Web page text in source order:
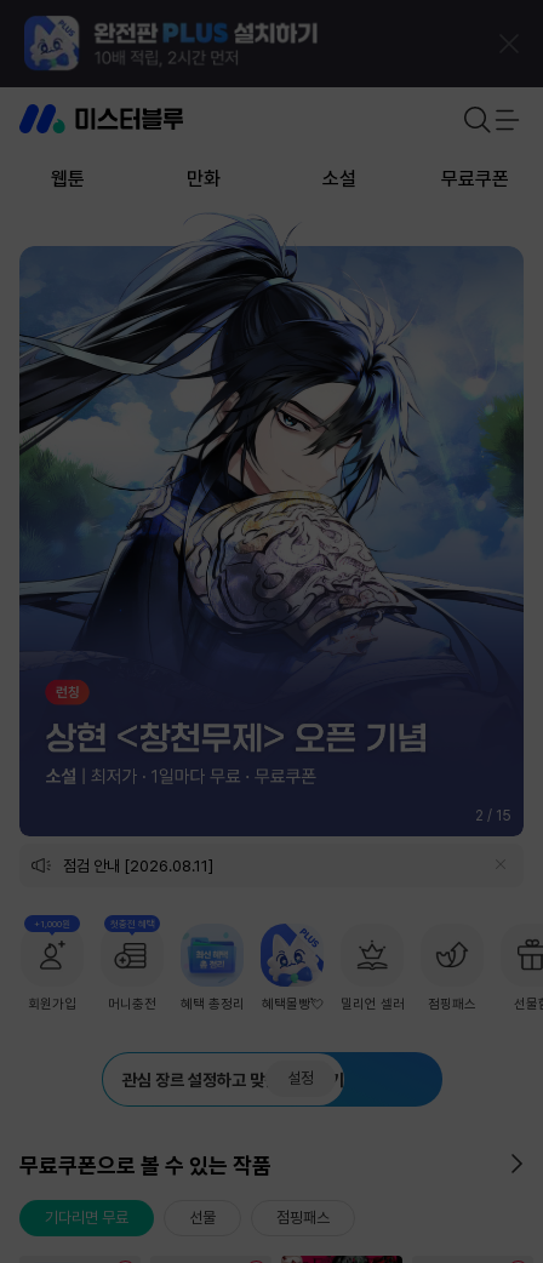
웹툰 만화 소설 무료쿠폰
2 / 15
점검 안내 [2026.08.11]
+1,000원
회원가입
첫충전 혜택
머니충전 혜택 총정리 혜택몰빵💘 밀리언 셀러 점핑패스 선물
관심 장르 설정하고 맞춤 추천 받기
설정
무료쿠폰으로 볼 수 있는 작품
기다리면 무료 선물 점핑패스